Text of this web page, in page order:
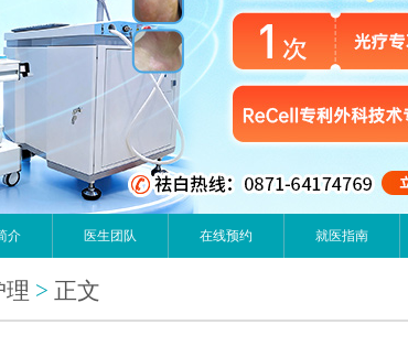
介 医生团队 在线预约 就医指南
理 > 正文